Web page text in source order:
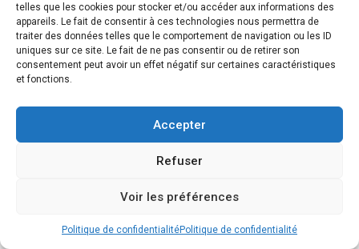
telles que les cookies pour stocker et/ou accéder aux informations des
appareils. Le fait de consentir à ces technologies nous permettra de
traiter des données telles que le comportement de navigation ou les ID
uniques sur ce site. Le fait de ne pas consentir ou de retirer son
consentement peut avoir un effet négatif sur certaines caractéristiques
et fonctions.
Accepter
Refuser
Voir les préférences
Politique de confidentialitéPolitique de confidentialité